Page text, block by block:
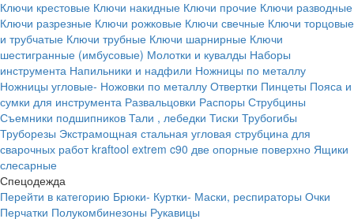
Ключи крестовые Ключи накидные Ключи прочие Ключи разводные
Ключи разрезные Ключи рожковые Ключи свечные Ключи торцовые
и трубчатые Ключи трубные Ключи шарнирные Ключи
шестигранные (имбусовые) Молотки и кувалды Наборы
инструмента Напильники и надфили Ножницы по металлу
Ножницы угловые- Ножовки по металлу Отвертки Пинцеты Пояса и
сумки для инструмента Развальцовки Распоры Струбцины
Съемники подшипников Тали , лебедки Тиски Трубогибы
Труборезы Экстрамощная стальная угловая струбцина для
сварочных работ kraftool extrem c90 две опорные поверхно Ящики
слесарные
Спецодежда
Перейти в категорию Брюки- Куртки- Маски, респираторы Очки
Перчатки Полукомбинезоны Рукавицы